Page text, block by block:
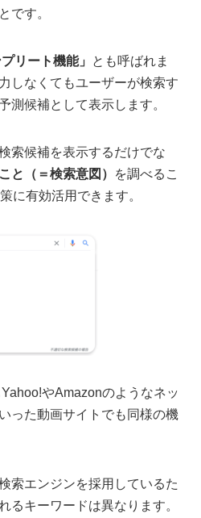
です。
リート機能」
とも呼ばれま
しなくてもユーザーが検索す
測候補として表示します。
索候補を表示するだけでな
と（＝検索意図）
を調べるこ
に有効活用できます。
やAmazonのようなネッ
った動画サイトでも同様の機
索エンジンを採用しているた
るキーワードは異なります。